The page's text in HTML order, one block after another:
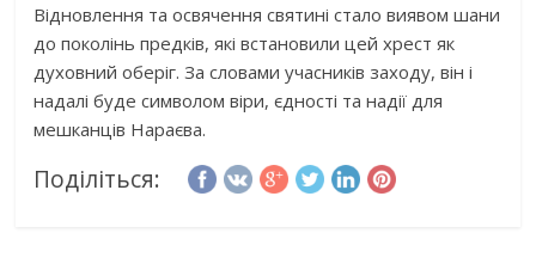
Відновлення та освячення святині стало виявом шани
до поколінь предків, які встановили цей хрест як
духовний оберіг. За словами учасників заходу, він і
надалі буде символом віри, єдності та надії для
мешканців Нараєва.
Поділіться: